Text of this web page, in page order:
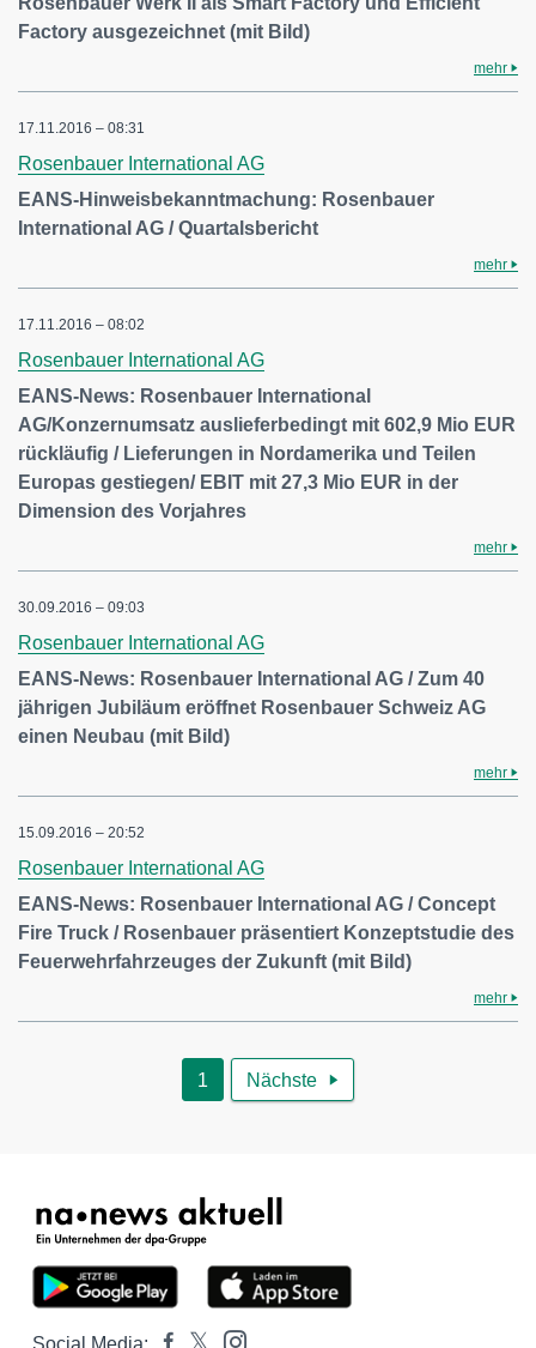
Factory ausgezeichnet (mit Bild)
mehr
17.11.2016 – 08:31
Rosenbauer International AG
EANS-Hinweisbekanntmachung: Rosenbauer
International AG / Quartalsbericht
mehr
17.11.2016 – 08:02
Rosenbauer International AG
EANS-News: Rosenbauer International
AG/Konzernumsatz auslieferbedingt mit 602,9 Mio EUR
rückläufig / Lieferungen in Nordamerika und Teilen
Europas gestiegen/ EBIT mit 27,3 Mio EUR in der
Dimension des Vorjahres
mehr
30.09.2016 – 09:03
Rosenbauer International AG
EANS-News: Rosenbauer International AG / Zum 40
jährigen Jubiläum eröffnet Rosenbauer Schweiz AG
einen Neubau (mit Bild)
mehr
15.09.2016 – 20:52
Rosenbauer International AG
EANS-News: Rosenbauer International AG / Concept
Fire Truck / Rosenbauer präsentiert Konzeptstudie des
Feuerwehrfahrzeuges der Zukunft (mit Bild)
mehr
1 Nächste 